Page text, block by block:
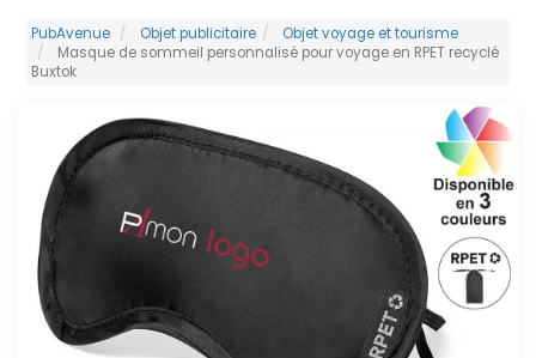
PubAvenue Objet publicitaire
Objet voyage et tourisme
Masque de sommeil personnalisé pour voyage en RPET recyclé
Buxtok